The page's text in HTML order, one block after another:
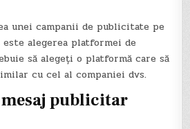
unei campanii de publicitate pe
alegerea platformei de
să alegeți o platformă care să
cu cel al companiei dvs.
publicitar